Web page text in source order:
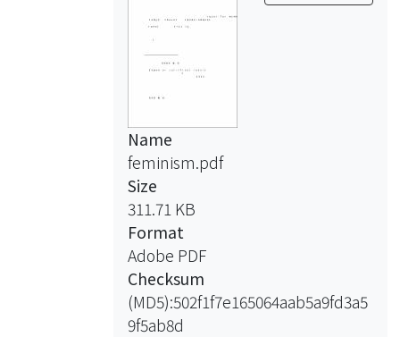
Name
feminism.pdf
Size
311.71 KB
Format
Adobe PDF
Checksum
(MD5):502f1f7e165064aab5a9fd3a5
9f5ab8d